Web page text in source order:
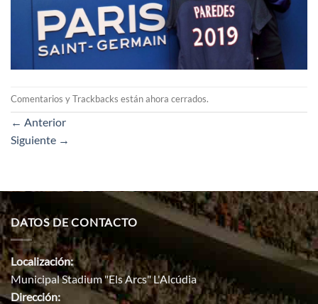
Comentarios y Trackbacks están ahora cerrados.
← Anterior
Siguiente →
DATOS DE CONTACTO
Localización:
Municipal Stadium "Els Arcs" L'Alcúdia
Dirección: